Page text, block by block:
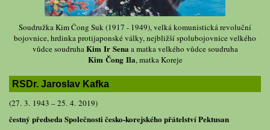
Soudružka Kim Čong Suk (1917 - 1949), velká komunistická revoluční
bojovnice, hrdinka protijaponské války, nejbližší spolubojovnice velkého
vůdce soudruhaKim Ir Sena a matka velkého vůdce soudruha
Kim Čong Ila, matka Koreje
RSDr. Jaroslav Kafka
(27. 3. 1943 – 25. 4. 2019)
čestný předseda Společnosti česko-korejského přátelství Pektusan